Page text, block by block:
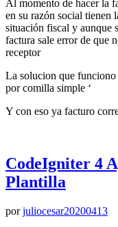
Al momento de hacer la
en su razón social tienen
situación fiscal y aunque
factura sale error de que
receptor
La solucion que
por comilla simple ‘
Y con eso ya facturo
CodeIgniter 4
Plantilla
porjuliocesar20200413